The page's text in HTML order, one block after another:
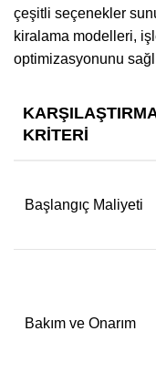
çeşitli seçenekler
kiralama modelleri,
optimizasyonunu
KRITERI
Başlangıç Maliyeti
Bakım ve Onarım